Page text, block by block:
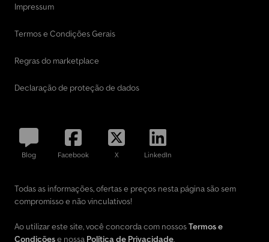
Impressum
Termos e Condições Gerais
Regras do marketplace
Declaração de proteção de dados
Blog Facebook X LinkedIn
Todas as informações, ofertas e preços nesta página são sem
compromisso e não vinculativos!
Ao utilizar este site, você concorda com nossosTermos e
Condiçõese nossa Política de Privacidade.